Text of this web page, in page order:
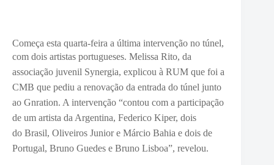
Começa esta quarta-feira a última intervenção no túnel,
com dois artistas portugueses. Melissa Rito, da
associação juvenil Synergia, explicou à RUM que foi a
CMB que pediu a renovação da entrada do túnel junto
ao Gnration. A intervenção “contou com a participação
de um artista da Argentina, Federico Kiper, dois
do Brasil, Oliveiros Junior e Márcio Bahia e dois de
Portugal, Bruno Guedes e Bruno Lisboa”, revelou.